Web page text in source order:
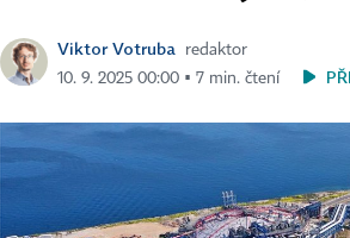
Viktor Votruba
redaktor
10. 9. 2025 00:00 ▪ 7 min. čtení